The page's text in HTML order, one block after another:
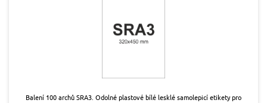
Balení 100 archů SRA3. Odolné plastové bílé lesklé samolepicí etikety pro